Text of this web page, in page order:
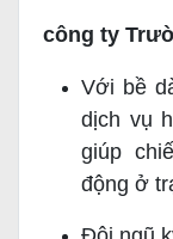
công ty
Với bề
dịch vụ
giúp
động ở